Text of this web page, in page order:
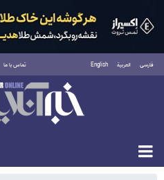
فارسی العربية English تماس با ما
شنبه ۱۷ مرداد ۱۴۰۵